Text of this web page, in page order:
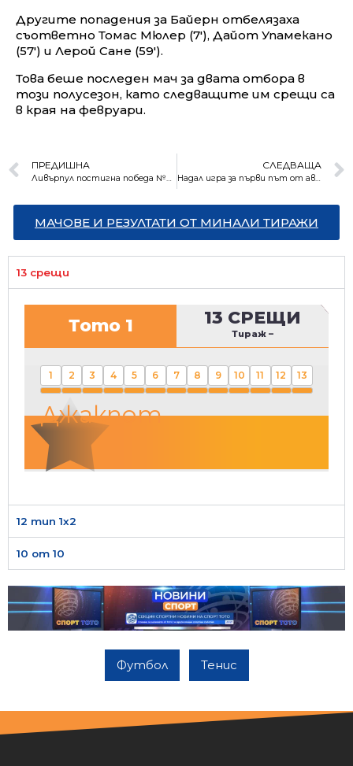
Другите попадения за Байерн отбелязаха
съответно Томас Мюлер (7′), Дайот Упамекано
(57′) и Лерой Сане (59′).
Това беше последен мач за двата отбора в
този полусезон, като следващите им срещи са
в края на февруари.
ПРЕДИШНА
Ливърпул постигна победа №2000 в английския футбол
СЛЕДВАЩА
Надал игра за първи път от август, но загуби
МАЧОВЕ И РЕЗУЛТАТИ ОТ МИНАЛИ ТИРАЖИ
13 срещи
Тото 1 13 СРЕЩИ
Тираж –
1 2 3 4 5 6 7 8 9 10 11 12 13
Джакпот
12 тип 1х2
10 от 10
Футбол Тенис